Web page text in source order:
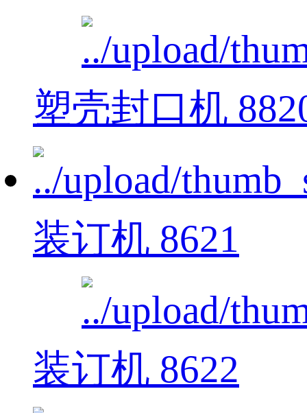
塑壳封口机
装订机 8621
装订机 8622